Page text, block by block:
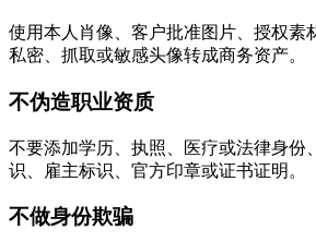
使用本人肖像、客户批准图片、授权素
私密、抓取或敏感头像转成商务资产。
不伪造职业资质
不要添加学历、执照、医疗或法律身份
识、雇主标识、官方印章或证书证明。
不做身份欺骗